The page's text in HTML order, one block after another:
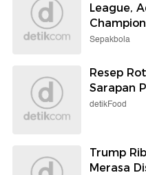
League,
Sepakbola
Resep
Sarapan
detikFood
Trump
Merasa